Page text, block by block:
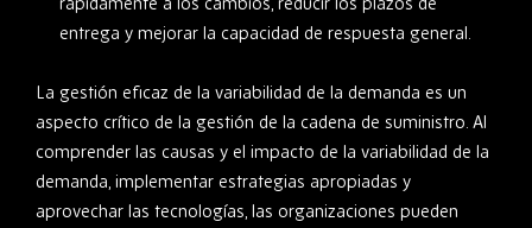
entrega y mejorar la capacidad de respuesta general.
La gestión eficaz de la variabilidad de la demanda es un
aspecto crítico de la gestión de la cadena de suministro. Al
comprender las causas y el impacto de la variabilidad de la
demanda, implementar estrategias apropiadas y
aprovechar las tecnologías, las organizaciones pueden